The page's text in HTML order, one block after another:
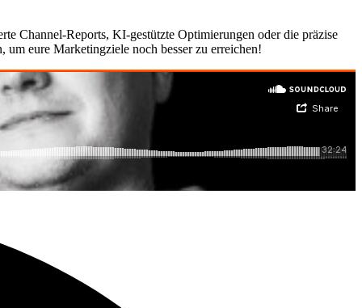
Channel-Reports, KI-gestützte Optimierungen oder die präzise
eure Marketingziele noch besser zu erreichen!